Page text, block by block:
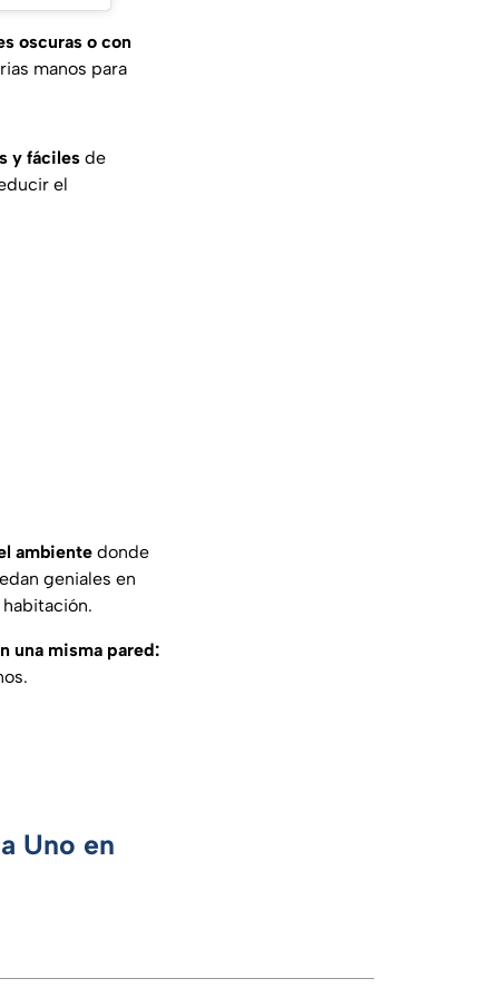
oscuras o con
manos para
y fáciles de
el
ambiente donde
geniales en
una misma pared:
Uno en